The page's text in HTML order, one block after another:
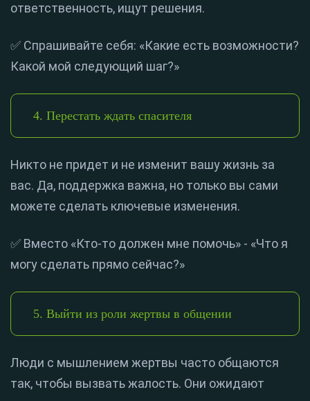
ответственность, ищут решения.
✅ Спрашивайте себя: «Какие есть возможности?
Какой мой следующий шаг?»
4. Перестать ждать спасителя
Никто не придет и не изменит вашу жизнь за
вас. Да, поддержка важна, но только вы сами
можете сделать ключевые изменения.
✅ Вместо «Кто-то должен мне помочь» - «Что я
могу сделать прямо сейчас?»
5. Выйти из роли жертвы в общении
Люди с мышлением жертвы часто общаются
так, чтобы вызвать жалость. Они ожидают